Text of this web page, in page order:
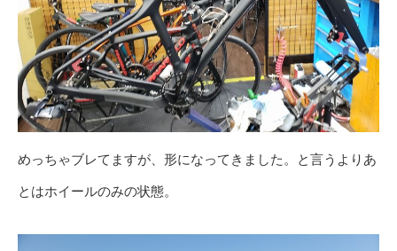
めっちゃブレてますが、形になってきました。と言うよりあ
とはホイールのみの状態。